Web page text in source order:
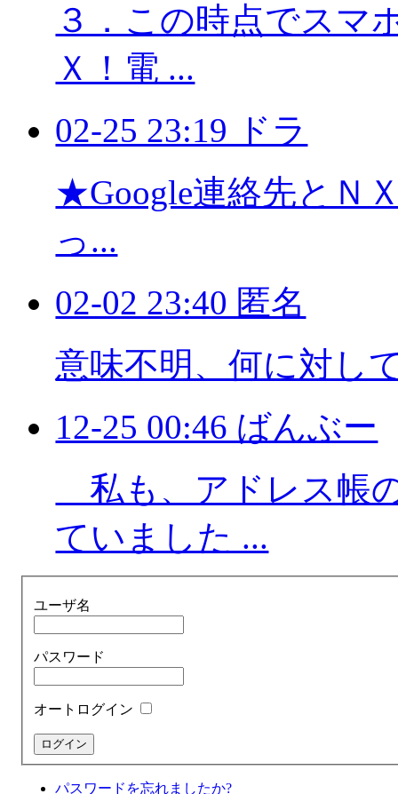
３．この時点でスマ
Ｘ！電 ...
02-25 23:19 ドラ
★Google連絡先とＮ
っ...
02-02 23:40 匿名
意味不明、何に対し
12-25 00:46 ばんぶー
私も、アドレス帳
ていました ...
ユーザ名
パスワード
オートログイン
パスワードを忘れましたか?